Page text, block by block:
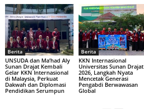
Berita
UNSUDA dan Ma’had Aly
Sunan Drajat Kembali
Gelar KKN Internasional
di Malaysia, Perkuat
Dakwah dan Diplomasi
Pendidikan Serumpun
Berita
KKN Internasional
Universitas Sunan Drajat
2026, Langkah Nyata
Mencetak Generasi
Pengabdi Berwawasan
Global